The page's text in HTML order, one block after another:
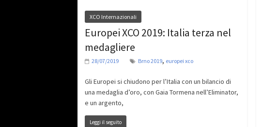
XCO Internazionali
Europei XCO 2019: Italia terza nel
medagliere
28/07/2019 Brno 2019, europei xco
Gli Europei si chiudono per l’Italia con un bilancio di
una medaglia d’oro, con Gaia Tormena nell’Eliminator,
e un argento,
Leggi il seguito